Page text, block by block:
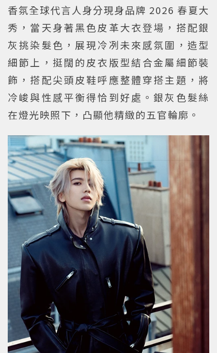
香氛全球代言人身分現身品牌 2026 春夏大
秀，當天身著黑色皮革大衣登場，搭配銀
灰挑染髮色，展現冷冽未來感氛圍，造型
細節上，挺闊的皮衣版型結合金屬細節裝
飾，搭配尖頭皮鞋呼應整體穿搭主題，將
冷峻與性感平衡得恰到好處。銀灰色髮絲
在燈光映照下，凸顯他精緻的五官輪廓。